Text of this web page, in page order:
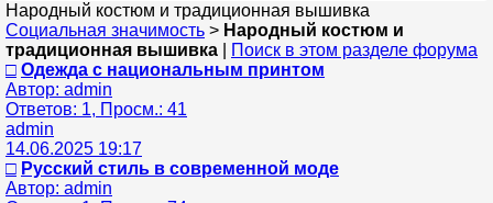
Народный костюм и традиционная вышивка
Социальная значимость > Народный костюм и
традиционная вышивка
Поиск в этом разделе форума
□ Одежда с национальным принтом
Автор: admin
Ответов: 1, Просм.: 41
admin
14.06.2025 19:17
□ Русский стиль в современной моде
Автор: admin